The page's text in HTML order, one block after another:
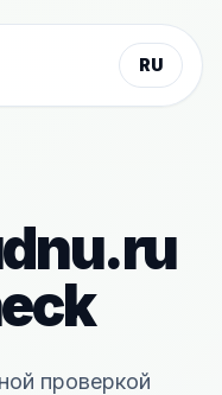
RU
проверкой